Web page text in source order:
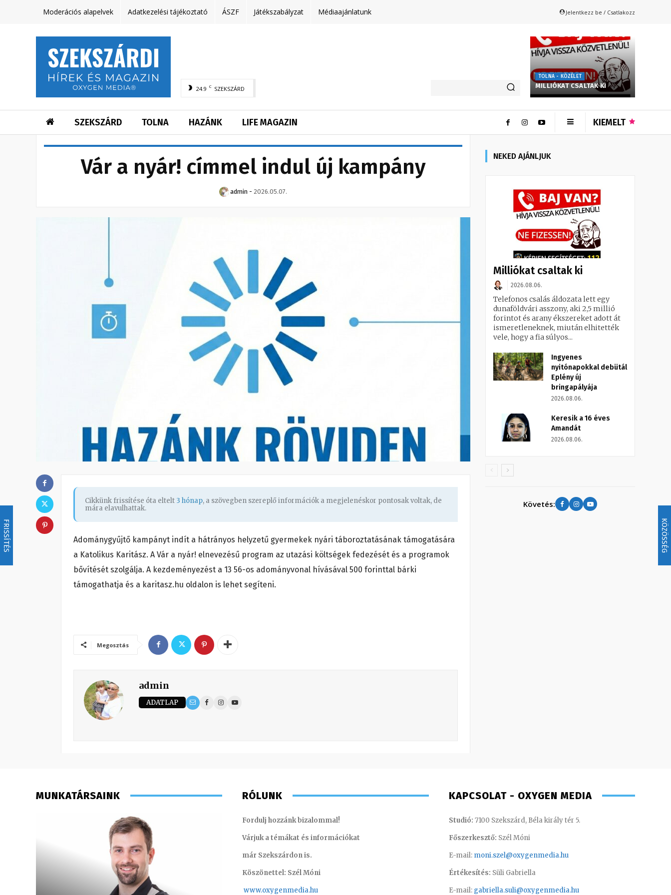
FRISSÍTÉS KÖZÖSSÉG
Moderációs alapelvek Adatkezelési tájékoztató ÁSZF Játékszabályzat Médiaajánlatunk Jelentkezz be / Csatlakozz
24.9 C SZEKSZÁRD
TOLNA - KÖZÉLET
MILLIÓKAT CSALTAK KI
SZEKSZÁRD TOLNA HAZÁNK LIFE MAGAZIN KIEMELT
Vár a nyár! címmel indul új kampány
admin - 2026.05.07.
Cikkünk frissítése óta eltelt 3 hónap, a szövegben szereplő információk a megjelenéskor pontosak voltak, de
mára elavulhattak.
Adománygyűjtő kampányt indít a hátrányos helyzetű gyermekek nyári táboroztatásának támogatására
a Katolikus Karitász. A Vár a nyár! elnevezésű program az utazási költségek fedezését és a programok
bővítését szolgálja. A kezdeményezést a 13 56-os adományvonal hívásával 500 forinttal bárki
támogathatja és a karitasz.hu oldalon is lehet segíteni.
Megosztás
admin
ADATLAP
NEKED AJÁNLJUK
Milliókat csaltak ki
2026.08.06.
Telefonos csalás áldozata lett egy
dunaföldvári asszony, aki 2,5 millió
forintot és arany ékszereket adott át
ismeretleneknek, miután elhitették
vele, hogy a fia súlyos...
Ingyenes
nyitónapokkal debütál
Eplény új
bringapályája
2026.08.06.
Keresik a 16 éves
Amandát
2026.08.06.
Követés:
MUNKATÁRSAINK RÓLUNK
Fordulj hozzánk bizalommal!
Várjuk a témákat és információkat
már Szekszárdon is.
Köszönettel: Szél Móni
www.oxygenmedia.hu
KAPCSOLAT - OXYGEN MEDIA
Studió: 7100 Szekszárd, Béla király tér 5.
Főszerkesztő: Szél Móni
E-mail: moni.szel@oxygenmedia.hu
Értékesítés: Süli Gabriella
E-mail: gabriella.suli@oxygenmedia.hu